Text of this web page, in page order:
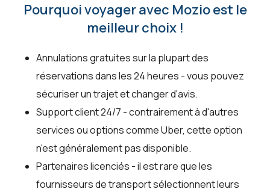
Pourquoi voyager avec Mozio est le
meilleur choix !
Annulations gratuites sur la plupart des
réservations dans les 24 heures - vous pouvez
sécuriser un trajet et changer d'avis.
Support client 24/7 - contrairement à d'autres
services ou options comme Uber, cette option
n'est généralement pas disponible.
Partenaires licenciés - il est rare que les
fournisseurs de transport sélectionnent leurs